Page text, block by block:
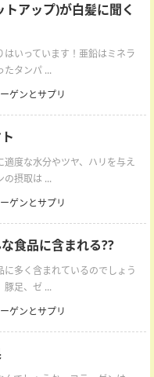
アップ)が白髪に聞く
はいっています！亜鉛はミネラ
たタンパ ...
ゲンとサプリ
度な水分やツヤ、ハリを与え
の摂取は ...
ゲンとサプリ
食品に含まれる??
に多く含まれているのでしょう
豚足、ゼ ...
ゲンとサプリ